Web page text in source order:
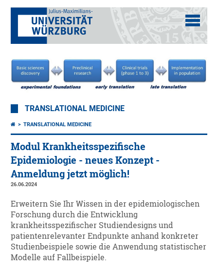
TRANSLATIONAL MEDICINE
TRANSLATIONAL MEDICINE
Modul Krankheitsspezifische
Epidemiologie - neues Konzept -
Anmeldung jetzt möglich!
26.06.2024
Erweitern Sie Ihr Wissen in der epidemiologischen
Forschung durch die Entwicklung
krankheitsspezifischer Studiendesigns und
patientenrelevanter Endpunkte anhand konkreter
Studienbeispiele sowie die Anwendung statistischer
Modelle auf Fallbeispiele.